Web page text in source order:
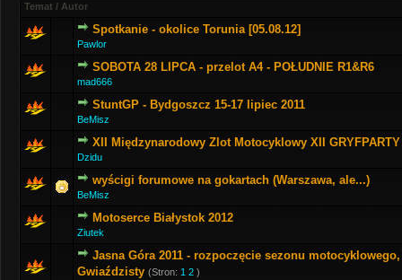
Temat / Autor
Spotkanie - okolice Torunia [05.08.12]
Pawlor
SOBOTA 28 LIPCA - przelot A4 - POŁUDNIE R1&R6
mad666
StuntGP - Bydgoszcz 15-17 lipiec 2011
BeMisz
XII Międzynarodowy Zlot Motocyklowy XII GRYFPARTY
Dzidu
wyścigi forumowe na gokartach (Warszawa, ale...)
BeMisz
Motoserce Białystok 2012
Ziutek
Jasna Góra 2011 - rozpoczęcie sezonu
Gwiaździsty (Stron: 1 2 )